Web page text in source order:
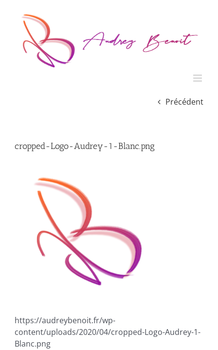
contenu
Précédent
cropped-Logo-Audrey-1-Blanc.png
https://audreybenoit.fr/wp-
content/uploads/2020/04/cropped-Logo-Audrey-1-
Blanc.png